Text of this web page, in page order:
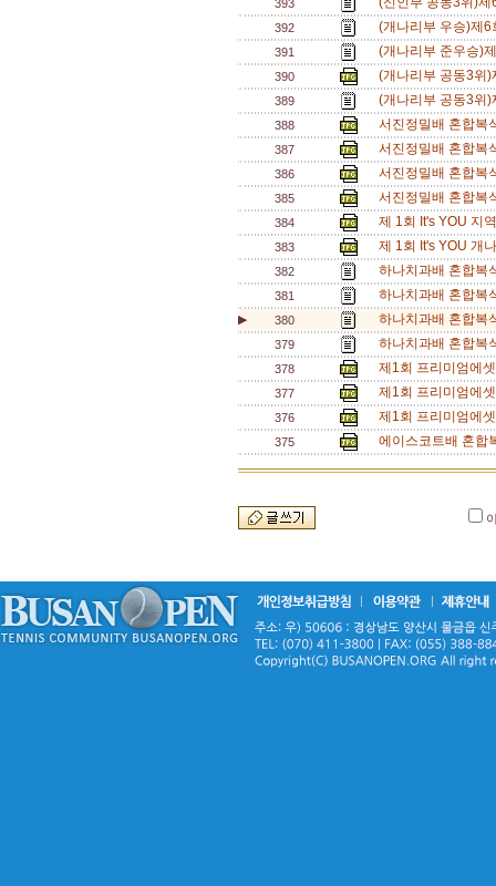
393
392 (개나리부 우승)제
391 (개나리부 준우승)
390 (개나리부 공동3위
389 (개나리부 공동3위
388 서진정밀배 혼합복
387 서진정밀배 혼합복
386 서진정밀배 혼합복
385 서진정밀배 혼합복
384 제 1회 It's YOU 지
383 제 1회 It's YOU 개
382 하나치과배 혼합복
381 하나치과배 혼합복
▶ 380 하나치과배 혼합복
379 하나치과배 혼합복
378 제1회 프리미엄에
377 제1회 프리미엄에
376 제1회 프리미엄에
375 에이스코트배 혼합